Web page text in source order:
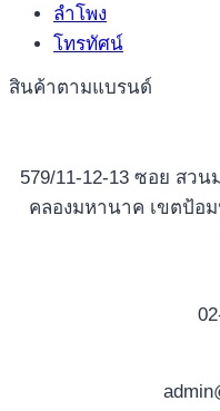
ลำโพง
โทรทัศน์
สินค้าตามแบรนด์
579/11-12-13 ซอย สวน
คลองมหานาค เขตป้อ